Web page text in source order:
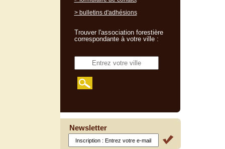
> bulletins d'adhésions
Trouver l'association forestière
correspondante à votre ville :
Newsletter